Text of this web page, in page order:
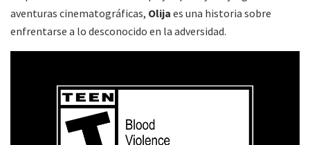
aventuras cinematográficas, Olija es una historia sobre
enfrentarse a lo desconocido en la adversidad.